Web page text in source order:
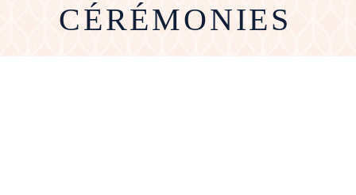
CÉRÉMONIES